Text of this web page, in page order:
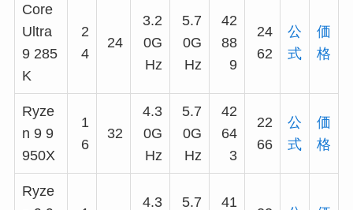
Core
Ultra
9 285
K
2
4
24
3.2
0G
Hz
5.7
0G
Hz
42
88
9
24
62
公
式
価
格
Ryze
n 9 9
950X
1
6
32
4.3
0G
Hz
5.7
0G
Hz
42
64
3
22
66
公
式
価
格
Ryze
4.3
5.7
41